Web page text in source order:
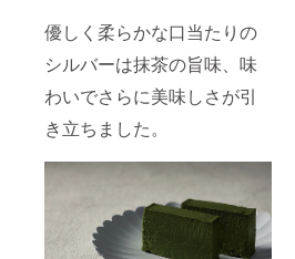
優しく柔らかな口当たりの
シルバーは抹茶の旨味、味
わいでさらに美味しさが引
き立ちました。